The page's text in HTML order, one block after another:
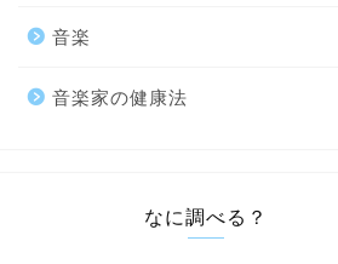
音楽
音楽家の健康法
なに調べる？